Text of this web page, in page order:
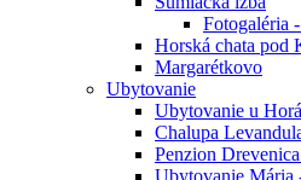
Fotogaléria
Horská chata
Margarétkovo
Ubytovanie
Ubytovanie u
Chalupa
Penzion
Ubytovanie Mária